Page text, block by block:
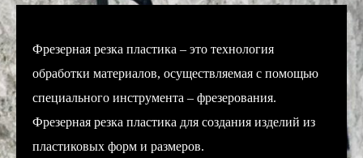
Фрезерная резка пластика – это технология
обработки материалов, осуществляемая с помощью
специального инструмента – фрезерования.
Фрезерная резка пластика для создания изделий из
пластиковых форм и размеров.